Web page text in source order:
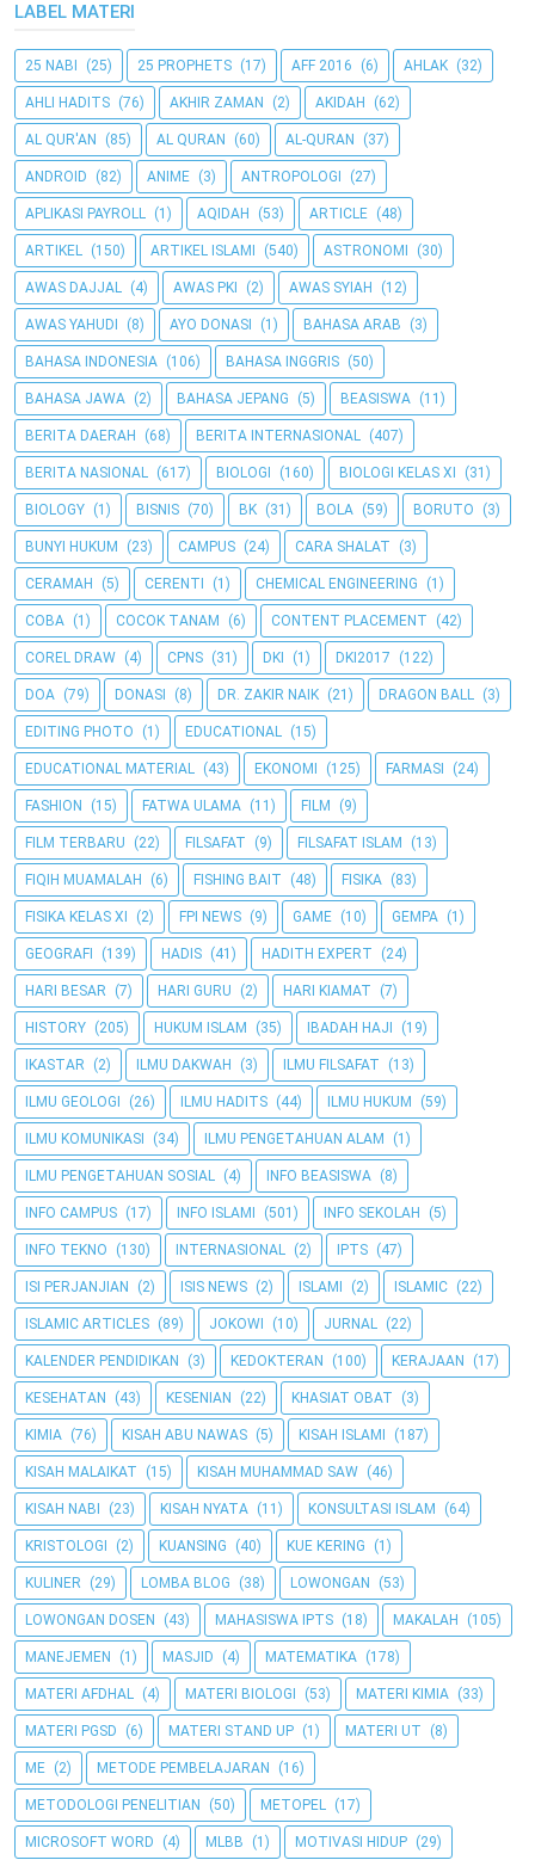
LABEL MATERI
25 NABI (25) 25 PROPHETS (17) AFF 2016 (6) AHLAK (32)
AHLI HADITS (76) AKHIR ZAMAN (2) AKIDAH (62)
AL QUR'AN (85) AL QURAN (60) AL-QURAN (37)
ANDROID (82) ANIME (3) ANTROPOLOGI (27)
APLIKASI PAYROLL (1) AQIDAH (53) ARTICLE (48)
ARTIKEL (150) ARTIKEL ISLAMI (540) ASTRONOMI (30)
AWAS DAJJAL (4) AWAS PKI (2) AWAS SYIAH (12)
AWAS YAHUDI (8) AYO DONASI (1) BAHASA ARAB (3)
BAHASA INDONESIA (106) BAHASA INGGRIS (50)
BAHASA JAWA (2) BAHASA JEPANG (5) BEASISWA (11)
BERITA DAERAH (68) BERITA INTERNASIONAL (407)
BERITA NASIONAL (617) BIOLOGI (160) BIOLOGI KELAS XI (31)
BIOLOGY (1) BISNIS (70) BK (31) BOLA (59) BORUTO (3)
BUNYI HUKUM (23) CAMPUS (24) CARA SHALAT (3)
CERAMAH (5) CERENTI (1) CHEMICAL ENGINEERING (1)
COBA (1) COCOK TANAM (6) CONTENT PLACEMENT (42)
COREL DRAW (4) CPNS (31) DKI (1) DKI2017 (122)
DOA (79) DONASI (8) DR. ZAKIR NAIK (21) DRAGON BALL (3)
EDITING PHOTO (1) EDUCATIONAL (15)
EDUCATIONAL MATERIAL (43) EKONOMI (125) FARMASI (24)
FASHION (15) FATWA ULAMA (11) FILM (9)
FILM TERBARU (22) FILSAFAT (9) FILSAFAT ISLAM (13)
FIQIH MUAMALAH (6) FISHING BAIT (48) FISIKA (83)
FISIKA KELAS XI (2) FPI NEWS (9) GAME (10) GEMPA (1)
GEOGRAFI (139) HADIS (41) HADITH EXPERT (24)
HARI BESAR (7) HARI GURU (2) HARI KIAMAT (7)
HISTORY (205) HUKUM ISLAM (35) IBADAH HAJI (19)
IKASTAR (2) ILMU DAKWAH (3) ILMU FILSAFAT (13)
ILMU GEOLOGI (26) ILMU HADITS (44) ILMU HUKUM (59)
ILMU KOMUNIKASI (34) ILMU PENGETAHUAN ALAM (1)
ILMU PENGETAHUAN SOSIAL (4) INFO BEASISWA (8)
INFO CAMPUS (17) INFO ISLAMI (501) INFO SEKOLAH (5)
INFO TEKNO (130) INTERNASIONAL (2) IPTS (47)
ISI PERJANJIAN (2) ISIS NEWS (2) ISLAMI (2) ISLAMIC (22)
ISLAMIC ARTICLES (89) JOKOWI (10) JURNAL (22)
KALENDER PENDIDIKAN (3) KEDOKTERAN (100) KERAJAAN (17)
KESEHATAN (43) KESENIAN (22) KHASIAT OBAT (3)
KIMIA (76) KISAH ABU NAWAS (5) KISAH ISLAMI (187)
KISAH MALAIKAT (15) KISAH MUHAMMAD SAW (46)
KISAH NABI (23) KISAH NYATA (11) KONSULTASI ISLAM (64)
KRISTOLOGI (2) KUANSING (40) KUE KERING (1)
KULINER (29) LOMBA BLOG (38) LOWONGAN (53)
LOWONGAN DOSEN (43) MAHASISWA IPTS (18) MAKALAH (105)
MANEJEMEN (1) MASJID (4) MATEMATIKA (178)
MATERI AFDHAL (4) MATERI BIOLOGI (53) MATERI KIMIA (33)
MATERI PGSD (6) MATERI STAND UP (1) MATERI UT (8)
ME (2) METODE PEMBELAJARAN (16)
METODOLOGI PENELITIAN (50) METOPEL (17)
MICROSOFT WORD (4) MLBB (1) MOTIVASI HIDUP (29)